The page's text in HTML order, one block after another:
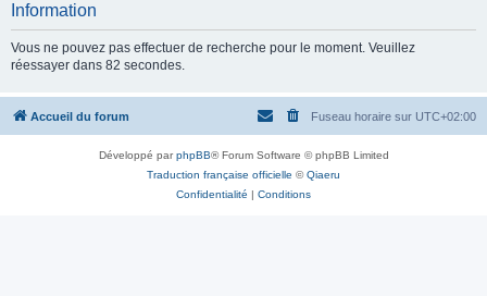
c
Information
Vous ne pouvez pas effectuer de recherche pour le moment. Veuillez
réessayer dans 82 secondes.
Accueil du forum Fuseau horaire sur UTC+02:00
Développé parphpBB® Forum Software © phpBB Limited
Traduction française officielle ©Qiaeru
Confidentialité | Conditions